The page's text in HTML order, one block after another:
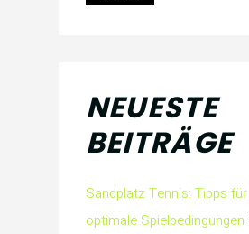
NEUESTE
BEITRÄGE
Sandplatz Tennis: Tipps
optimale Spielbedingungen